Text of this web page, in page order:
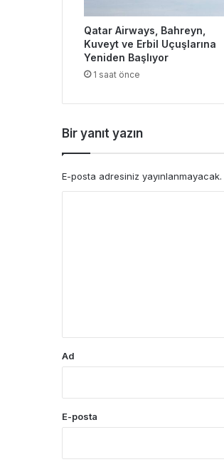
Qatar Airways, Bahreyn,
Kuveyt ve Erbil Uçuşlarına
Yeniden Başlıyor
1 saat önce
Bir yanıt yazın
E-posta adresiniz yayınlanmayacak.
Ad
E-posta